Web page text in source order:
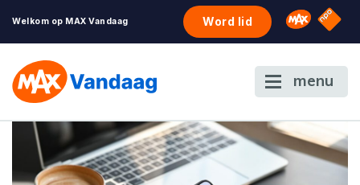
Welkom op MAX Vandaag Word lid Omroep
NPO
menu